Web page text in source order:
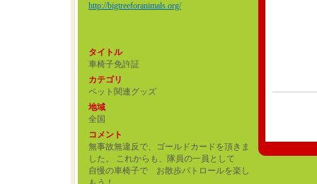
http://bigtreeforanimals.org/
タイトル
車椅子免許証
カテゴリ
ペット関連グッズ
地域
全国
コメント
無事故無違反で、ゴールドカードを頂きま
した。 これからも、隊員の一員として
自慢の車椅子で お散歩パトロールを楽し